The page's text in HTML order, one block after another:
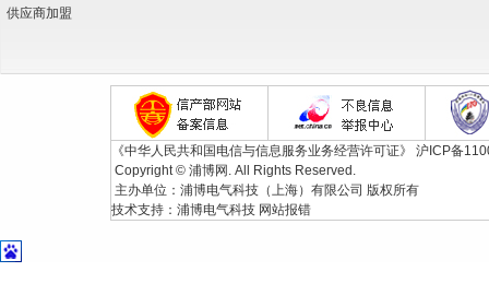
供应商加盟
《中华人民共和国电信与信息服务业务经营许可证》 沪ICP备
Copyright © 浦博网. All Rights Reserved.
主办单位：浦博电气科技（上海）有限公司 版权所有
技术支持： 浦博电气科技 网站报错